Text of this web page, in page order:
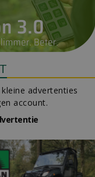
advertenties
account.